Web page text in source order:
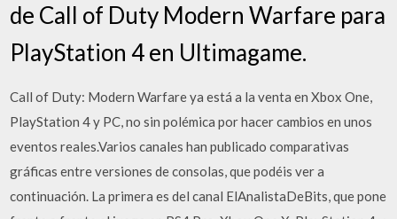
de Call of Duty Modern Warfare para
PlayStation 4 en Ultimagame.
Call of Duty: Modern Warfare ya está a la venta en Xbox One,
PlayStation 4 y PC, no sin polémica por hacer cambios en unos
eventos reales.Varios canales han publicado comparativas
gráficas entre versiones de consolas, que podéis ver a
continuación. La primera es del canal ElAnalistaDeBits, que pone